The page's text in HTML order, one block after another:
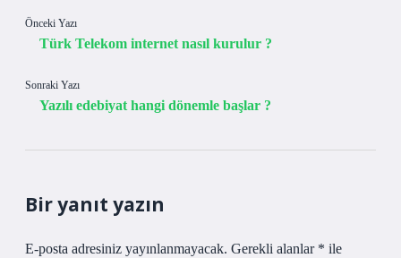
Önceki Yazı
Türk Telekom internet nasıl kurulur ?
Sonraki Yazı
Yazılı edebiyat hangi dönemle başlar ?
Bir yanıt yazın
E-posta adresiniz yayınlanmayacak. Gerekli alanlar * ile